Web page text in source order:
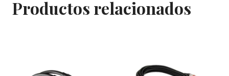
Productos relacionados